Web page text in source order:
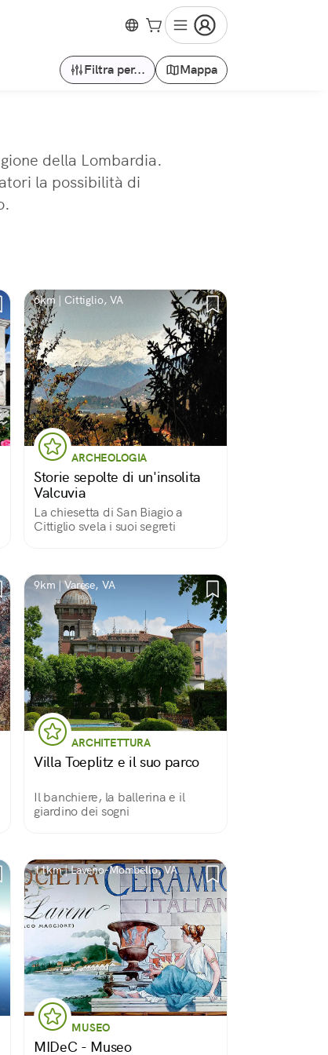
Filtra per... Mappa
della Lombardia.
la possibilità di
6km | Cittiglio, VA
ARCHEOLOGIA
Storie sepolte di un'insolita
Valcuvia
La chiesetta di San Biagio a
Cittiglio svela i suoi segreti
9km | Varese, VA
ARCHITETTURA
Villa Toeplitz e il suo parco
Il banchiere, la ballerina e il
giardino dei sogni
11km | Laveno-Mombello, VA
MUSEO
MIDeC - Museo